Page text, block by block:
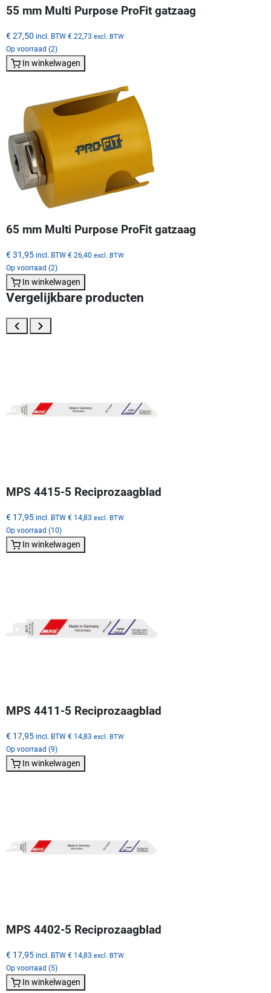
55 mm Multi Purpose ProFit gatzaag
€ 27,50 incl. BTW € 22,73 excl. BTW
Op voorraad (2)
In winkelwagen
65 mm Multi Purpose ProFit gatzaag
€ 31,95 incl. BTW € 26,40 excl. BTW
Op voorraad (2)
In winkelwagen
Vergelijkbare producten
MPS 4415-5 Reciprozaagblad
€ 17,95 incl. BTW € 14,83 excl. BTW
Op voorraad (10)
In winkelwagen
MPS 4411-5 Reciprozaagblad
€ 17,95 incl. BTW € 14,83 excl. BTW
Op voorraad (9)
In winkelwagen
MPS 4402-5 Reciprozaagblad
€ 17,95 incl. BTW € 14,83 excl. BTW
Op voorraad (5)
In winkelwagen